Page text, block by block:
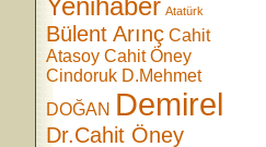
Yenihaber Atatürk
Bülent Arınç Cahit
Atasoy Cahit Öney
Cindoruk D.Mehmet
DOĞAN Demirel
Dr.Cahit Öney